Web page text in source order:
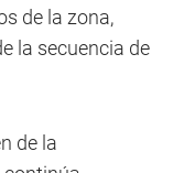
de la zona,
la secuencia de
de la